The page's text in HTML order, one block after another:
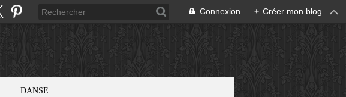
Connexion + Créer mon blog
DANSE